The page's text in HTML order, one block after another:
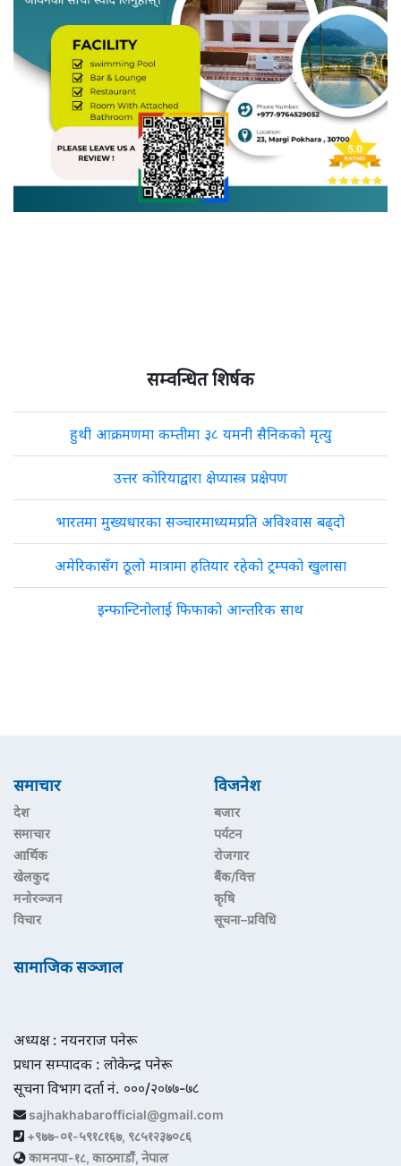
सम्वन्धित शिर्षक
हुथी आक्रमणमा कम्तीमा ३८ यमनी सैनिकको मृत्यु
उत्तर कोरियाद्वारा क्षेप्यास्त्र प्रक्षेपण
भारतमा मुख्यधारका सञ्चारमाध्यमप्रति अविश्वास बढ्दो
अमेरिकासँग ठूलो मात्रामा हतियार रहेको ट्रम्पको खुलासा
इन्फान्टिनोलाई फिफाको आन्तरिक साथ
समाचार
देश
समाचार
आर्थिक
खेलकुद
मनोरञ्जन
विचार
विजनेश
बजार
पर्यटन
रोजगार
बैंक/वित्त
कृषि
सूचना–प्रविधि
सामाजिक सञ्जाल
अध्यक्ष : नयनराज पनेरू
प्रधान सम्पादक : लोकेन्द्र पनेरू
सूचना विभाग दर्ता नं. ०००/२०७७-७८
sajhakhabarofficial@gmail.com
+९७७-०१-५९१८१६७, ९८५१२३७०८६
कामनपा-१८, काठमाडौं, नेपाल